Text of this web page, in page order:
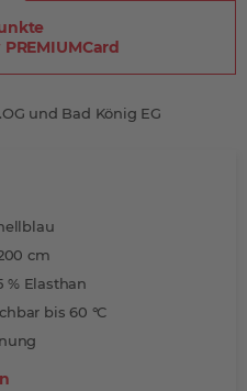
cm
% Elasthan
bis 60 °C
PREMIUMCard
und Bad König EG